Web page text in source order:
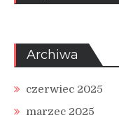
Archiwa
czerwiec 2025
marzec 2025